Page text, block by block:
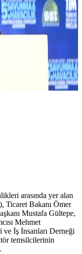
arasında yer alan
Ticaret Bakanı Ömer
Mustafa Gültepe,
Mehmet
İş İnsanları Derneği
temsilcilerinin